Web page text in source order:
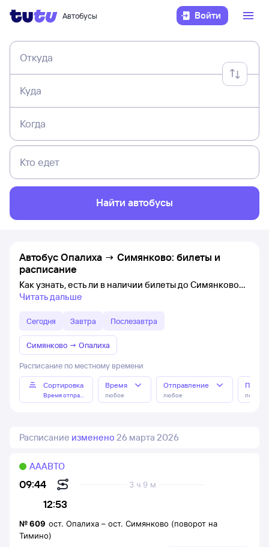
Автобусы Войти
Откуда
Куда
Когда
Кто едет
Найти автобусы
Автобус Опалиха → Симянково: билеты и
расписание
Как узнать, есть ли в наличии билеты до Симянково
Читать дальше
Сегодня Завтра Послезавтра
Симянково → Опалиха
Расписание по местному времени
Сортировка
Время отправления
Время
любое
Отправление
любое любое
Расписание изменено 26 марта 2026
09:44
12:53
3 ч 9 м
АААВТО
№609 ост. Опалиха – ост. Симянково (поворот на
Тимино)